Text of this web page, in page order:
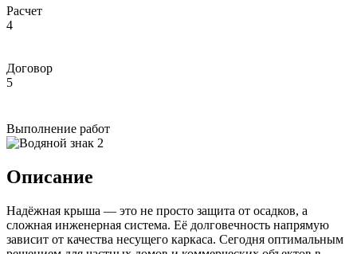
Расчет
4
Договор
5
Выполнение работ
Описание
Надёжная крыша — это не просто защита от осадков, а
сложная инженерная система. Её долговечность напрямую
зависит от качества несущего каркаса. Сегодня оптимальным